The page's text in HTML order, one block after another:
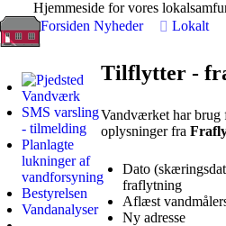
Hjemmeside for vores
Forsiden Nyheder Lokalt
SMS varsling
- tilmelding
Planlagte
lukninger af
vandforsyning
Bestyrelsen
Vandanalyser
Tilflytter -
Vandværket har brug
oplysninger fra
Dato
fraflytning
Aflæst
Ny adresse